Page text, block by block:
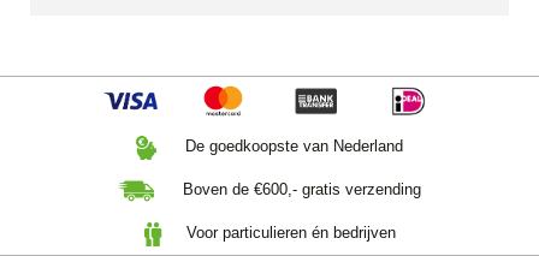
De goedkoopste van Nederland
Boven de €600,- gratis verzending
Voor particulieren én bedrijven